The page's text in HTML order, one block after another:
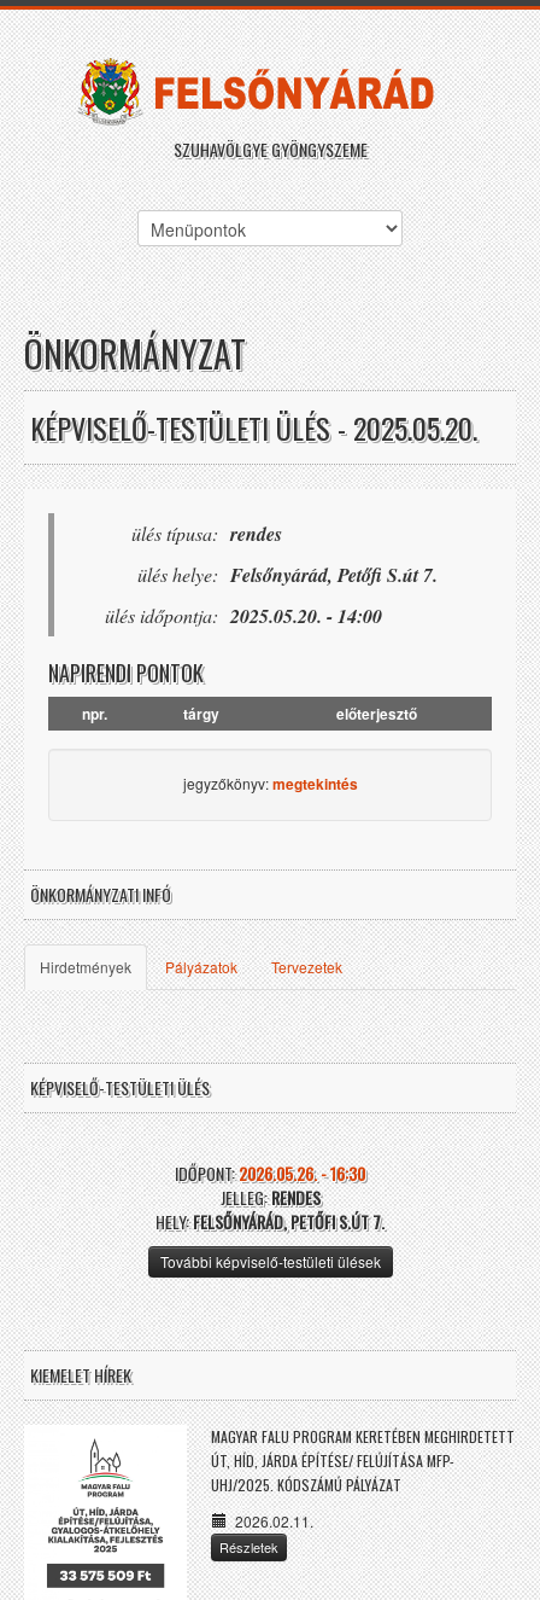
SZUHAVÖLGYE GYÖNGYSZEME
ÖNKORMÁNYZAT
KÉPVISELŐ-TESTÜLETI ÜLÉS - 2025.05.20.
ülés típusa: rendes
ülés helye: Felsőnyárád, Petőfi S.út 7.
ülés időpontja: 2025.05.20. - 14:00
NAPIRENDI PONTOK
npr. tárgy előterjesztő
jegyzőkönyv:megtekintés
ÖNKORMÁNYZATI INFÓ
Hirdetmények Pályázatok Tervezetek
KÉPVISELŐ-TESTÜLETI ÜLÉS
IDŐPONT:2026.05.26. - 16:30
JELLEG:RENDES
HELY:FELSŐNYÁRÁD, PETŐFI S.ÚT 7.
További képviselő-testületi ülések
KIEMELET HÍREK
MAGYAR FALU PROGRAM KERETÉBEN MEGHIRDETETT
ÚT, HÍD, JÁRDA ÉPÍTÉSE/ FELÚJÍTÁSA MFP-
UHJ/2025. KÓDSZÁMÚ PÁLYÁZAT
2026.02.11.
Részletek